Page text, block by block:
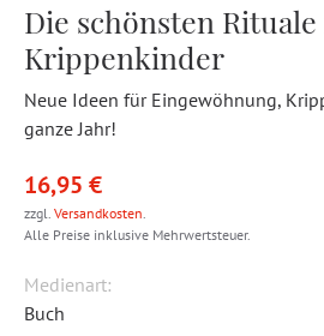
Die schönsten
Krippenkinder
Neue Ideen für Eingewöhnung,
ganze Jahr!
16,95 €
zzgl. Versandkosten.
Alle Preise inklusive Mehrwertsteuer.
Medienart:
Buch